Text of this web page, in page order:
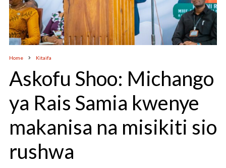
Home Kitaifa
Askofu Shoo: Michango
ya Rais Samia kwenye
makanisa na misikiti sio
rushwa